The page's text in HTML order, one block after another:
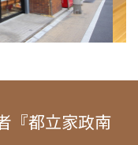
『都立家政南